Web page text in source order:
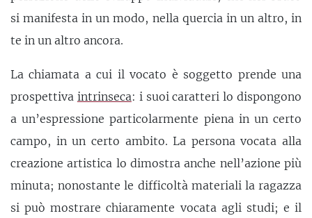
si manifesta in un modo, nella quercia in un altro, in
te in un altro ancora.
La chiamata a cui il vocato è soggetto prende una
prospettiva intrinseca: i suoi caratteri lo dispongono
a un’espressione particolarmente piena in un certo
campo, in un certo ambito. La persona vocata alla
creazione artistica lo dimostra anche nell’azione più
minuta; nonostante le difficoltà materiali la ragazza
si può mostrare chiaramente vocata agli studi; e il